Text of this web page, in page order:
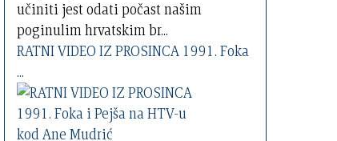
učiniti jest odati počast našim
poginulim hrvatskim br...
RATNI VIDEO IZ PROSINCA 1991. Foka
...